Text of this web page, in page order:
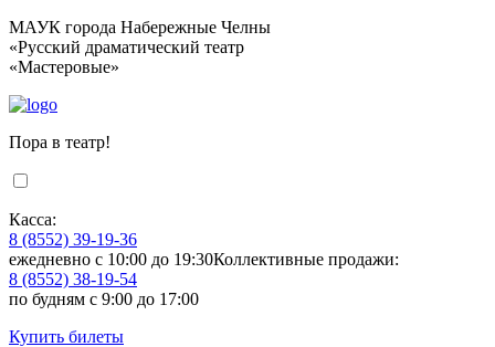
МАУК города Набережные Челны
«Русский драматический театр
«Мастеровые»
Пора в театр!
Касса:
8 (8552) 39-19-36
ежедневно с 10:00 до 19:30Коллективные продажи:
8 (8552) 38-19-54
по будням с 9:00 до 17:00
Купить билеты